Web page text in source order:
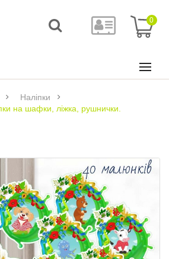
0
Наліпки
на шафки, ліжка, рушнички.